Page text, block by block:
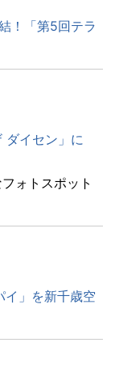
！「第5回テラ
ダイセン」に
ォトスポット
イ」を新千歳空